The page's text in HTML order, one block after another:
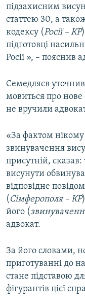
підзахисним
статтею 30, а
кодексу (Росії – КР
підготовці
Росії », – пояснив
Семедляєв
мовиться про
не вручили
«За фактом
звинувачення
присутній,
висунути
відповідне
( Сімферополя – КР
його (
адвокат.
За його словами,
приготуванні до
стане підставою
фігурантів цієї